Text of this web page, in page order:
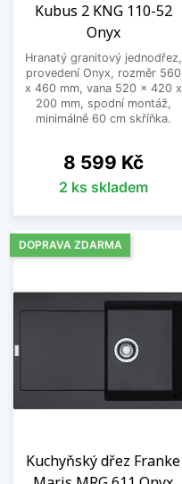
Kubus 2 KNG 110-52
Onyx
Hranatý granitový jednodřez,
provedení Onyx, rozměr 560
x 460 mm, vana 520 x 420 x
200 mm, spodní montáž,
minimálně 60 cm skříňka.
Cena
8 599 Kč
2 ks skladem
Kuchyňský dřez Franke
DOPRAVA ZDARMA